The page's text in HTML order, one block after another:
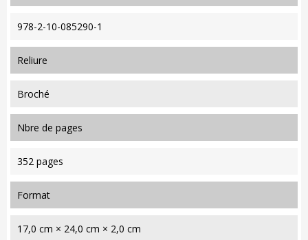
978-2-10-085290-1
reliure
Broché
nbre de pages
352 pages
format
17,0 cm × 24,0 cm × 2,0 cm